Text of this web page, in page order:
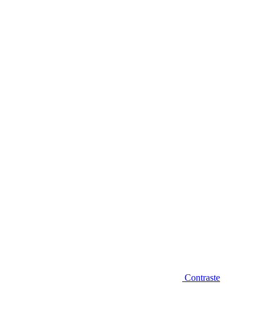
Contraste